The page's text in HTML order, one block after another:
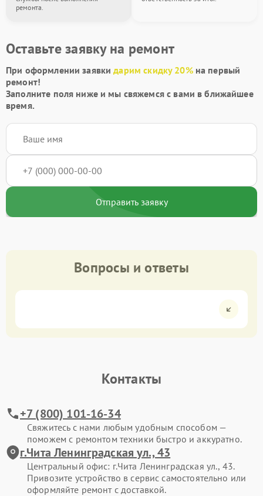
ремонта.
Оставьте заявку на ремонт
При оформлении заявкидарим скидку 20%на первый
ремонт!
Заполните поля ниже и мы свяжемся с вами в ближайшее
время.
Отправить заявку
Вопросы и ответы
Контакты
+7 (800) 101-16-34
Свяжитесь с нами любым удобным способом —
поможем с ремонтом техники быстро и аккуратно.
г.Чита Ленинградская ул., 43
Центральный офис: г.Чита Ленинградская ул., 43.
Привозите устройство в сервис самостоятельно или
оформляйте ремонт с доставкой.